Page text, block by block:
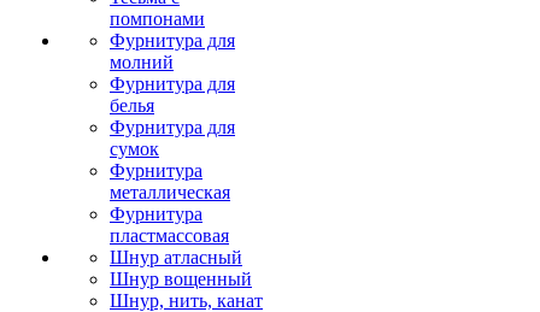
помпонами
Фурнитура для
молний
Фурнитура для
белья
Фурнитура для
сумок
Фурнитура
металлическая
Фурнитура
пластмассовая
Шнур атласный
Шнур вощенный
Шнур, нить, канат